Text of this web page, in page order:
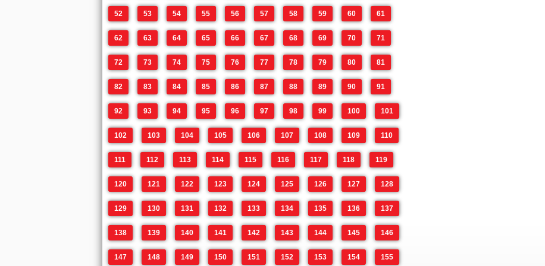
52 53 54 55 56 57 58 59 60 61
62 63 64 65 66 67 68 69 70 71
72 73 74 75 76 77 78 79 80 81
82 83 84 85 86 87 88 89 90 91
92 93 94 95 96 97 98 99 100 101
102 103 104 105 106 107 108 109 110
111 112 113 114 115 116 117 118 119
120 121 122 123 124 125 126 127 128
129 130 131 132 133 134 135 136 137
138 139 140 141 142 143 144 145 146
147 148 149 150 151 152 153 154 155